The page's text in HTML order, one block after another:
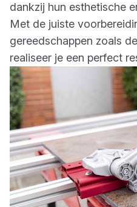
dankzij hun esthetische
Met de juiste
gereedschappen zoals
realiseer je een perfect